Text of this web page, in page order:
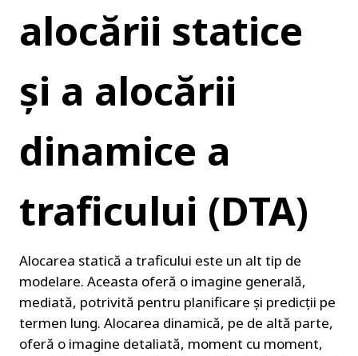
alocării statice
și a alocării
dinamice a
traficului (DTA)
Alocarea statică a traficului este un alt tip de
modelare. Aceasta oferă o imagine generală,
mediată, potrivită pentru planificare și predicții pe
termen lung. Alocarea dinamică, pe de altă parte,
oferă o imagine detaliată, moment cu moment,